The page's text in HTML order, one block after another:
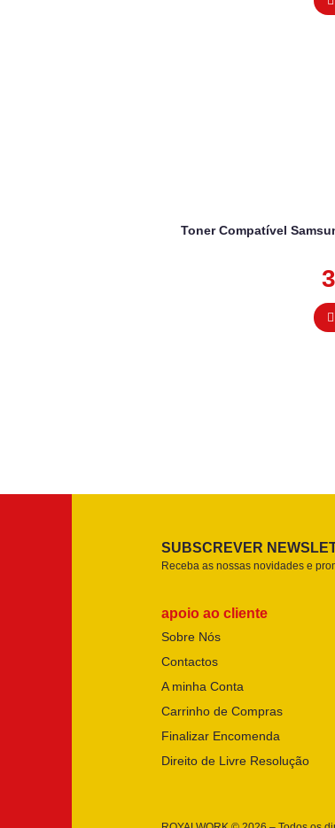
Toner Compatível
SUBSCREVER
Receba as nossas novidades e
apoio ao cliente
Sobre Nós
Contactos
A minha Conta
Carrinho de Compras
Finalizar Encomenda
Direito de Livre Resolução